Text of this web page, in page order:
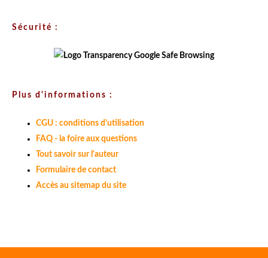
Sécurité :
Plus d'informations :
CGU : conditions d'utilisation
FAQ - la foire aux questions
Tout savoir sur l'auteur
Formulaire de contact
Accès au sitemap du site